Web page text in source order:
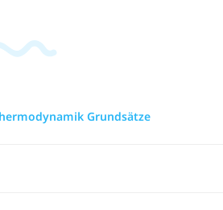
Grundsätze